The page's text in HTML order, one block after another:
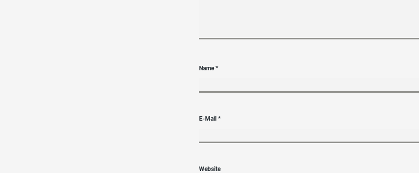
Name*
E-Mail*
Website